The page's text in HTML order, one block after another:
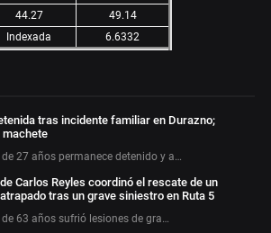
44.27
49.14
Indexada 6.6332
tras incidente familiar en Durazno;
machete
27 años permanece detenido y a…
Carlos Reyles coordinó el rescate de un
tras un grave siniestro en Ruta 5
63 años sufrió lesiones de gra…